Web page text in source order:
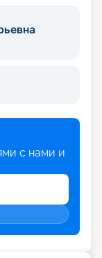
с нами и